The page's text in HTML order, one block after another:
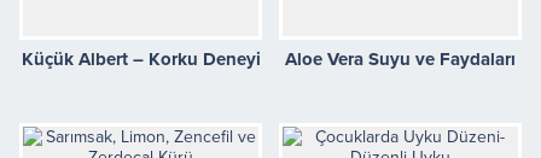
Küçük Albert – Korku Deneyi Aloe Vera Suyu ve Faydaları